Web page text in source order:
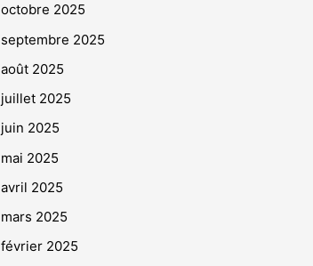
octobre 2025
septembre 2025
août 2025
juillet 2025
juin 2025
mai 2025
avril 2025
mars 2025
février 2025